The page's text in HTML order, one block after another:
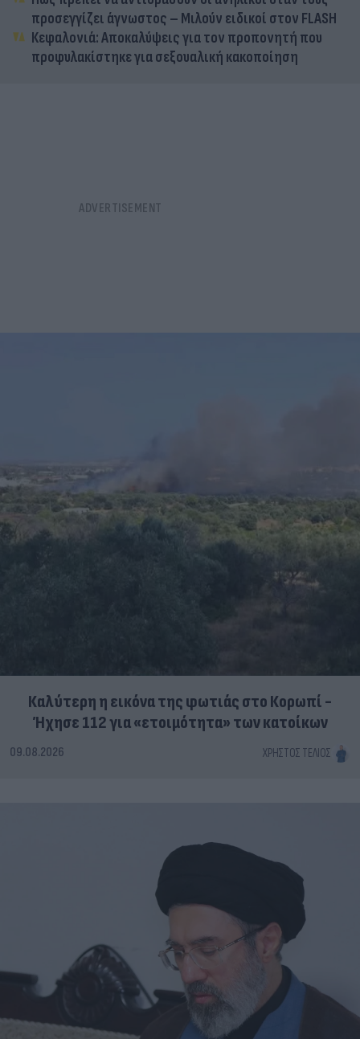
προσεγγίζει άγνωστος – Μιλούν ειδικοί στον FLASH
Κεφαλονιά: Αποκαλύψεις για τον προπονητή που
προφυλακίστηκε για σεξουαλική κακοποίηση
Καλύτερη η εικόνα της φωτιάς στο Κορωπί -
Ήχησε 112 για «ετοιμότητα» των κατοίκων
09.08.2026 ΧΡΉΣΤΟΣ ΤΈΛΙΟΣ